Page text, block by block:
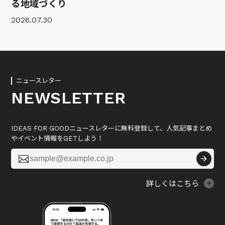
る地域づくり
2026.07.30
ニュースレター
NEWSLETTER
IDEAS FOR GOODニュースレターに無料登録して、人気記事まとめ
やイベント情報をGETしよう！

詳しくはこちら